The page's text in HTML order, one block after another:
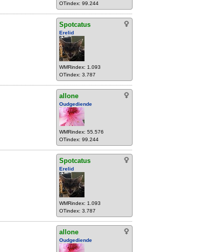
OTindex: 99.244
Spotcatus
Erelid
WMRindex: 1.093
OTindex: 3.787
allone
Oudgediende
WMRindex: 55.576
OTindex: 99.244
Spotcatus
Erelid
WMRindex: 1.093
OTindex: 3.787
allone
Oudgediende